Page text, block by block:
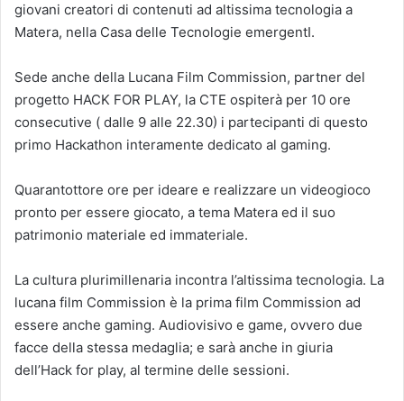
giovani creatori di contenuti ad altissima tecnologia a
Matera, nella Casa delle Tecnologie emergentI.
Sede anche della Lucana Film Commission, partner del
progetto HACK FOR PLAY, la CTE ospiterà per 10 ore
consecutive ( dalle 9 alle 22.30) i partecipanti di questo
primo Hackathon interamente dedicato al gaming.
Quarantottore ore per ideare e realizzare un videogioco
pronto per essere giocato, a tema Matera ed il suo
patrimonio materiale ed immateriale.
La cultura plurimillenaria incontra l’altissima tecnologia. La
lucana film Commission è la prima film Commission ad
essere anche gaming. Audiovisivo e game, ovvero due
facce della stessa medaglia; e sarà anche in giuria
dell’Hack for play, al termine delle sessioni.